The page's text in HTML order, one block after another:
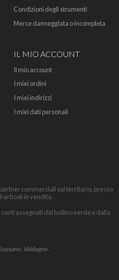
Condizioni degli strumenti
Merce danneggiata o incompleta
IL MIO ACCOUNT
Il mio account
I miei ordini
I miei indirizzi
I miei dati personali
commerciali sul territorio, presso
articoli in vendita.
dal bollino verde e dalla